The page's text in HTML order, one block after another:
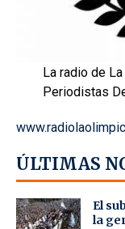
La radio de
Periodistas
ÚLTIMAS
El
la